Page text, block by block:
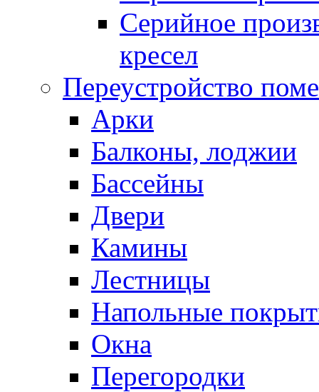
Серийное
кресел
Переустройство
Арки
Балконы, лоджии
Бассейны
Двери
Камины
Лестницы
Напольные
Окна
Перегородки